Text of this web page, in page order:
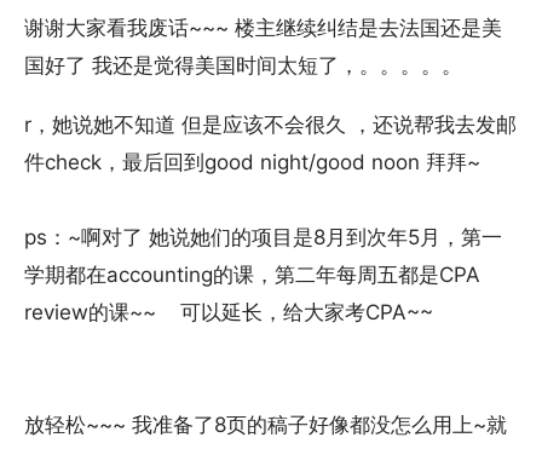
谢谢大家看我废话~~~ 楼主继续纠结是去法国还是美
国好了 我还是觉得美国时间太短了，。。。。。
r，她说她不知道 但是应该不会很久 ，还说帮我去发邮
件check，最后回到good night/good noon 拜拜~
ps：~啊对了 她说她们的项目是8月到次年5月，第一
学期都在accounting的课，第二年每周五都是CPA
review的课~~ 可以延长，给大家考CPA~~
放轻松~~~ 我准备了8页的稿子好像都没怎么用上~就